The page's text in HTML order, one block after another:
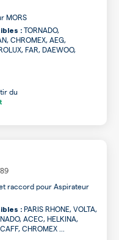
MORS
: TORNADO,
CHROMEX, AEG,
FAR, DAEWOO,
du
raccord pour Aspirateur
: PARIS RHONE, VOLTA,
ACEC, HELKINA,
CHROMEX ...